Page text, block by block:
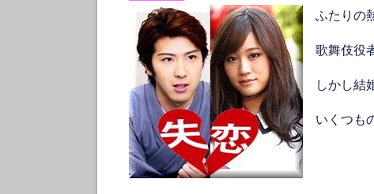
ふたりの
歌舞伎役
しかし結
いくつも